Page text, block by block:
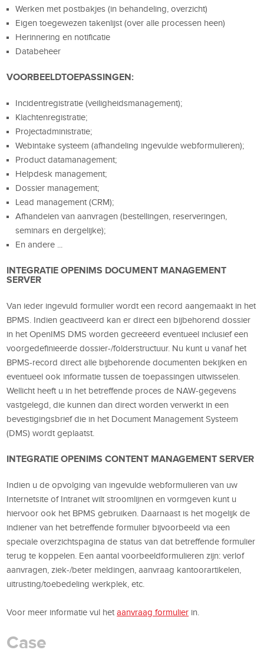
Werken met postbakjes (in behandeling, overzicht)
Eigen toegewezen takenlijst (over alle processen heen)
Herinnering en notificatie
Databeheer
VOORBEELDTOEPASSINGEN:
Incidentregistratie (veiligheidsmanagement);
Klachtenregistratie;
Projectadministratie;
Webintake systeem (afhandeling ingevulde webformulieren);
Product datamanagement;
Helpdesk management;
Dossier management;
Lead management (CRM);
Afhandelen van aanvragen (bestellingen, reserveringen,
seminars en dergelijke);
En andere ...
INTEGRATIE OPENIMS DOCUMENT MANAGEMENT
SERVER
Van ieder ingevuld formulier wordt een record aangemaakt in het
BPMS. Indien geactiveerd kan er direct een bijbehorend dossier
in het OpenIMS DMS worden gecreëerd eventueel inclusief een
voorgedefinieerde dossier-/folderstructuur. Nu kunt u vanaf het
BPMS-record direct alle bijbehorende documenten bekijken en
eventueel ook informatie tussen de toepassingen uitwisselen.
Wellicht heeft u in het betreffende proces de NAW-gegevens
vastgelegd, die kunnen dan direct worden verwerkt in een
bevestigingsbrief die in het Document Management Systeem
(DMS) wordt geplaatst.
INTEGRATIE OPENIMS CONTENT MANAGEMENT SERVER
Indien u de opvolging van ingevulde webformulieren van uw
Internetsite of Intranet wilt stroomlijnen en vormgeven kunt u
hiervoor ook het BPMS gebruiken. Daarnaast is het mogelijk de
indiener van het betreffende formulier bijvoorbeeld via een
speciale overzichtspagina de status van dat betreffende formulier
terug te koppelen. Een aantal voorbeeldformulieren zijn: verlof
aanvragen, ziek-/beter meldingen, aanvraag kantoorartikelen,
uitrusting/toebedeling werkplek, etc.
Voor meer informatie vul hetaanvraag formulier in.
Case